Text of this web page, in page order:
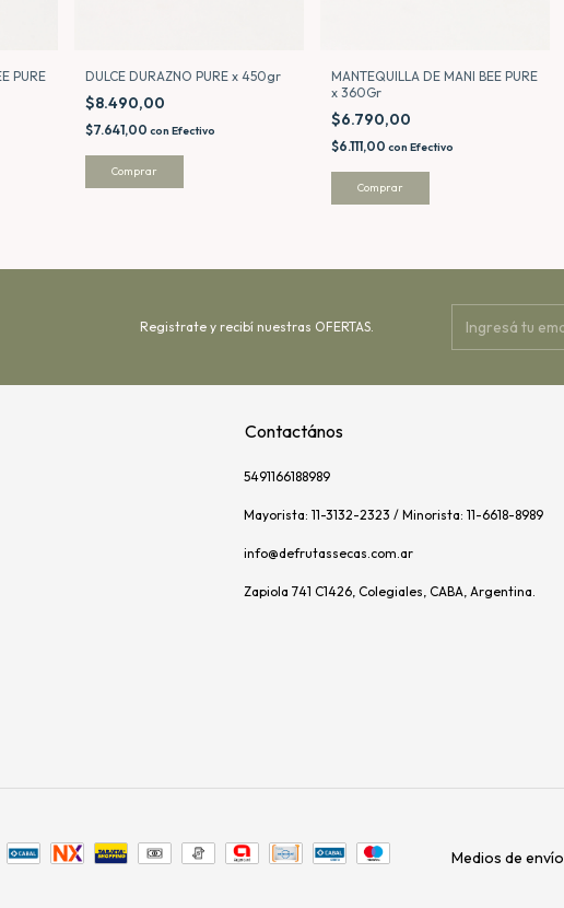
PURE
DULCE DURAZNO PURE x 450gr
$8.490,00
$7.641,00 con Efectivo
MANTEQUILLA DE MANI BEE PURE
x 360Gr
$6.790,00
$6.111,00 con Efectivo
Registrate y recibí nuestras OFERTAS.
Contactános
5491166188989
Mayorista: 11-3132-2323 / Minorista: 11-6618-8989
info@defrutassecas.com.ar
Zapiola 741 C1426, Colegiales, CABA, Argentina.
Medios de envío